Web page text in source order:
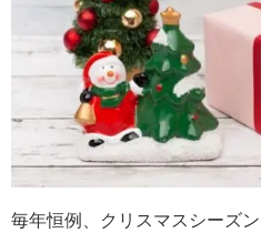
毎年恒例、クリスマスシーズ